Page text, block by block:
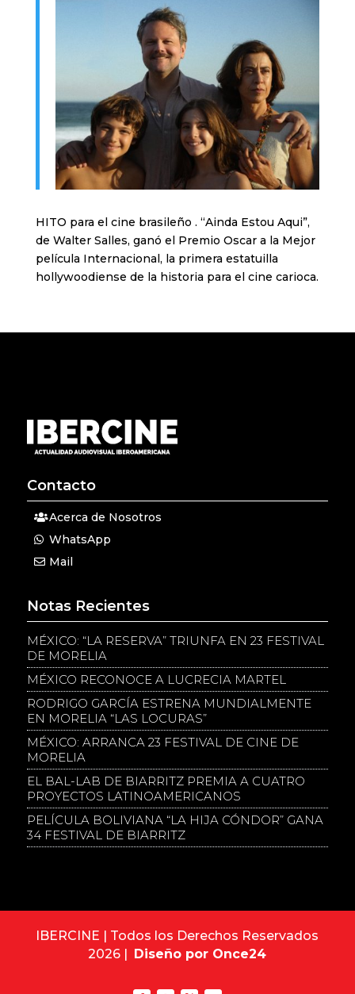
HITO para el cine brasileño . “Ainda Estou Aqui”,
de Walter Salles, ganó el Premio Oscar a la Mejor
película Internacional, la primera estatuilla
hollywoodiense de la historia para el cine carioca.
Contacto
Acerca de Nosotros
WhatsApp
Mail
Notas Recientes
MÉXICO: “LA RESERVA” TRIUNFA EN 23 FESTIVAL
DE MORELIA
MÉXICO RECONOCE A LUCRECIA MARTEL
RODRIGO GARCÍA ESTRENA MUNDIALMENTE
EN MORELIA “LAS LOCURAS”
MÉXICO: ARRANCA 23 FESTIVAL DE CINE DE
MORELIA
EL BAL-LAB DE BIARRITZ PREMIA A CUATRO
PROYECTOS LATINOAMERICANOS
PELÍCULA BOLIVIANA “LA HIJA CÓNDOR” GANA
34 FESTIVAL DE BIARRITZ
IBERCINE | Todos los Derechos Reservados
2026 | Diseño por Once24